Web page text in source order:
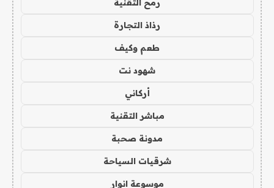
رذاذ التجارة
طعم وكيف
شهود نت
أركاني
مباشر التقنية
مدونة صحبة
شرقيات السياحة
موسوعة انوار